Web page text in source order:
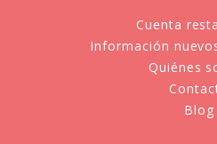
Cuenta
Información
Quiénes
Blog